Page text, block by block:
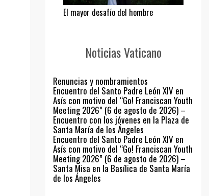
El mayor desafío del hombre
Noticias Vaticano
Renuncias y nombramientos
Encuentro del Santo Padre León XIV en
Asís con motivo del “Go! Franciscan Youth
Meeting 2026” (6 de agosto de 2026) –
Encuentro con los jóvenes en la Plaza de
Santa María de los Ángeles
Encuentro del Santo Padre León XIV en
Asís con motivo del “Go! Franciscan Youth
Meeting 2026” (6 de agosto de 2026) –
Santa Misa en la Basílica de Santa María
de los Ángeles